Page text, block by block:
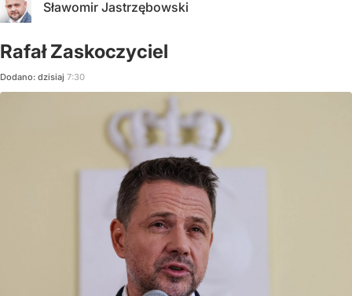
Sławomir Jastrzębowski
Rafał Zaskoczyciel
Dodano: dzisiaj 7:30